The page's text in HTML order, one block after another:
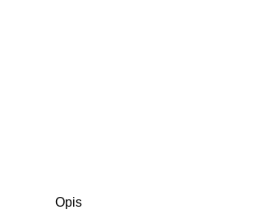
Opis